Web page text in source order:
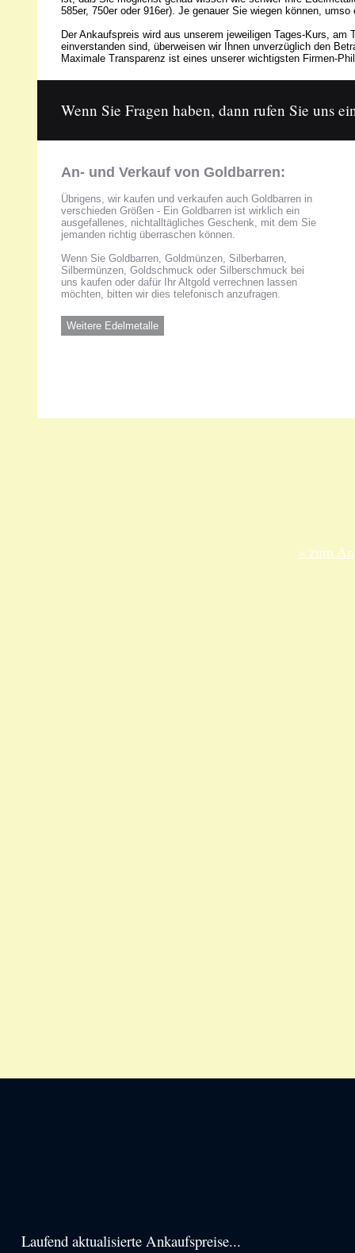
585er, 750er oder 916er). Je genauer Sie wiegen können,
Der Ankaufspreis wird aus unserem jeweiligen Tages-Kurs,
einverstanden sind, überweisen wir Ihnen unverzüglich den
Maximale Transparenz ist eines unserer wichtigsten Firmen-
Wenn Sie Fragen haben, dann rufen Sie uns
An- und Verkauf von Goldbarren:
Übrigens, wir kaufen und verkaufen auch Goldbarren in
verschieden Größen - Ein Goldbarren ist wirklich ein
ausgefallenes, nichtalltägliches Geschenk, mit dem Sie
jemanden richtig überraschen können.
Wenn Sie Goldbarren, Goldmünzen, Silberbarren,
Silbermünzen, Goldschmuck oder Silberschmuck bei
uns kaufen oder dafür Ihr Altgold verrechnen lassen
möchten, bitten wir dies telefonisch anzufragen.
Weitere Edelmetalle
» zum
Haupt-
Laufend aktualisierte Ankaufspreise...